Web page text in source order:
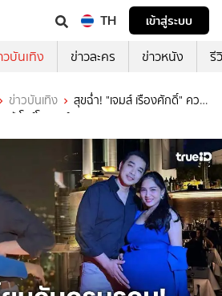
TH
เข้าสู่ระบบ
วบันเทิง ข่าวละคร ข่าวหนัง รี
ข่าวบันเทิง
สุขฉ่ำ! "เจมส์ เรืองศักดิ์" ควง
โชว์โมเมนต์หวาน